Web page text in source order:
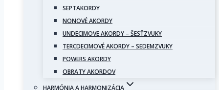
SEPTAKORDY
NONOVÉ AKORDY
UNDECIMOVE AKORDY – ŠESŤZVUKY
TERCDECIMOVÉ AKORDY – SEDEMZVUKY
POWERS AKORDY
OBRATY AKORDOV
HARMÓNIA A HARMONIZÁCIA